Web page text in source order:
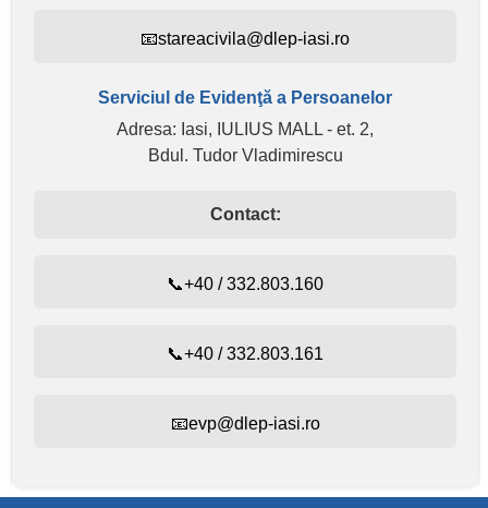
📧stareacivila@dlep-iasi.ro
Serviciul de Evidenţă a Persoanelor
Adresa: Iasi, IULIUS MALL - et. 2,
Bdul. Tudor Vladimirescu
Contact:
📞+40 / 332.803.160
📞+40 / 332.803.161
📧evp@dlep-iasi.ro